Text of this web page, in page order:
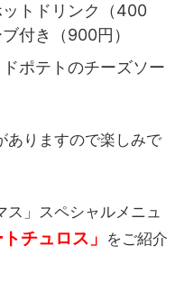
トドリンク（400
付き（900円）
ポテトのチーズソー
ありますので楽しみで
」スペシャルメニュ
チュロス」 をご紹介